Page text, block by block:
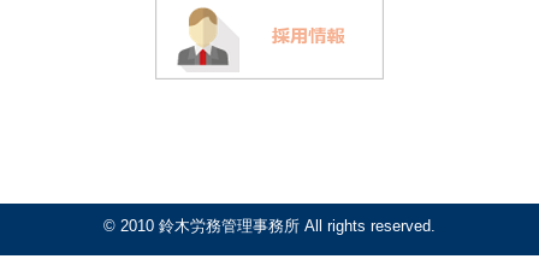
© 2010 鈴木労務管理事務所 All rights reserved.